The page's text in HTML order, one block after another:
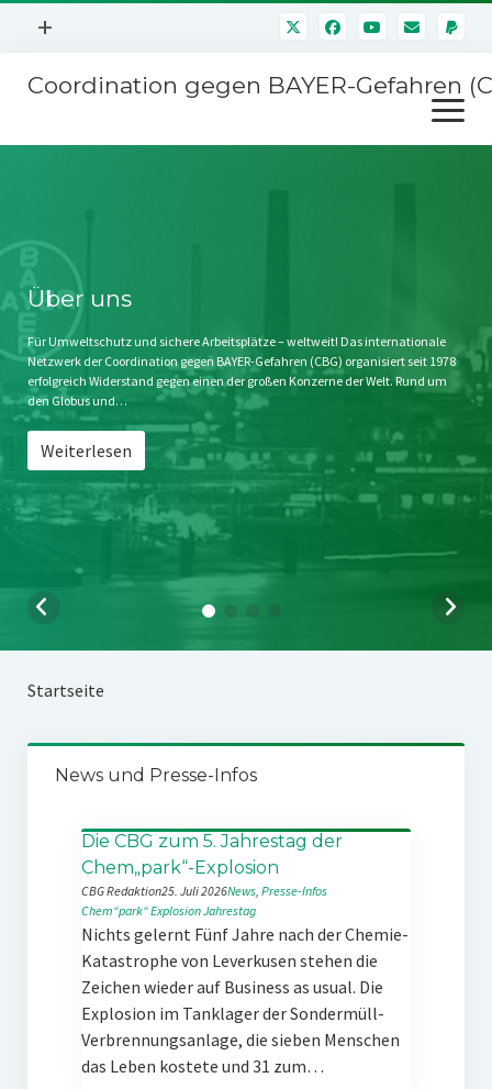
Menü
+
Mitmachen
Kontakt
Impressum
Störfälle
Coordination gegen BAYER-Gefahren
Menü
öffnen
Stichwort BAYER
Jahrestagung
SPENDEN
Über uns
Für Umweltschutz und sichere Arbeitsplätze – weltweit! Das internationale
Netzwerk der Coordination gegen BAYER-Gefahren (CBG) organisiert seit 1978
erfolgreich Widerstand gegen einen der großen Konzerne der Welt. Rund um
den Globus und…
Weiterlesen
Startseite
News und Presse-Infos
Die CBG zum 5. Jahrestag der
Chem„park“-Explosion
CBG Redaktion25. Juli 2026News, Presse-Infos
Chem“park“ExplosionJahrestag
Nichts gelernt Fünf Jahre nach der Chemie-
Katastrophe von Leverkusen stehen die
Zeichen wieder auf Business as usual. Die
Explosion im Tanklager der Sondermüll-
Verbrennungsanlage, die sieben Menschen
das Leben kostete und 31 zum…